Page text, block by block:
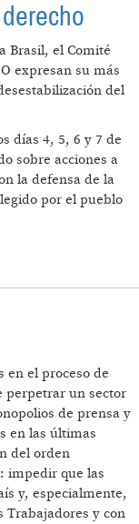
Brasil, el Comité
expresan su más
del
días 4, 5, 6 y 7 de
sobre acciones a
la defensa de la
por el pueblo
en el proceso de
perpetrar un sector
de prensa y
en las últimas
del orden
impedir que las
y, especialmente,
Trabajadores y con